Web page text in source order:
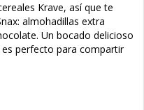
Krave, así que te
almohadillas extra
Un bocado delicioso
perfecto para compartir